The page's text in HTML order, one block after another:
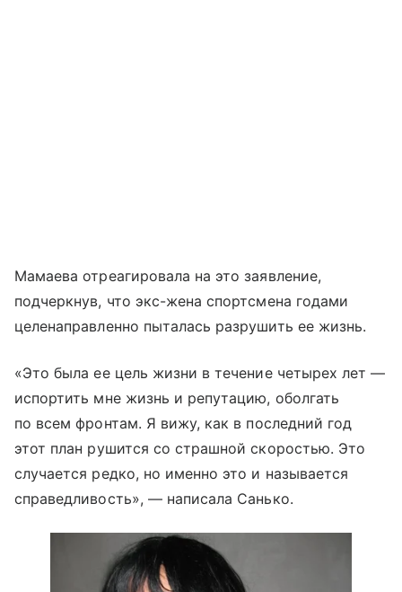
Мамаева отреагировала на это заявление,
подчеркнув, что экс-жена спортсмена годами
целенаправленно пыталась разрушить ее жизнь.
«Это была ее цель жизни в течение четырех лет —
испортить мне жизнь и репутацию, оболгать
по всем фронтам. Я вижу, как в последний год
этот план рушится со страшной скоростью. Это
случается редко, но именно это и называется
справедливость», — написала Санько.